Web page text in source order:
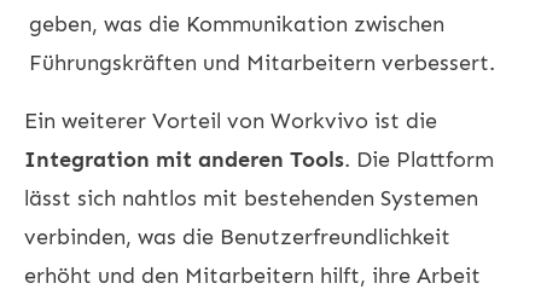
geben, was die Kommunikation zwischen
Führungskräften und Mitarbeitern verbessert.
Ein weiterer Vorteil von Workvivo ist die
Integration mit anderen Tools. Die Plattform
lässt sich nahtlos mit bestehenden Systemen
verbinden, was die Benutzerfreundlichkeit
erhöht und den Mitarbeitern hilft, ihre Arbeit